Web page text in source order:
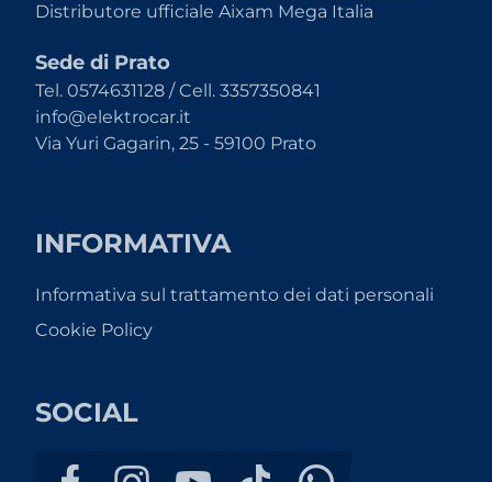
Distributore ufficiale Aixam Mega Italia
Sede di Prato
Tel. 0574631128 / Cell. 3357350841
info@elektrocar.it
Via Yuri Gagarin, 25 - 59100 Prato
INFORMATIVA
Informativa sul trattamento dei dati personali
Cookie Policy
SOCIAL